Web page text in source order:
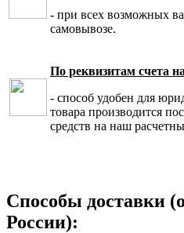
- при всех возможных
самовывозе.
По реквизитам счета
- способ удобен для
товара производится
средств на наш
Способы доставки
России):